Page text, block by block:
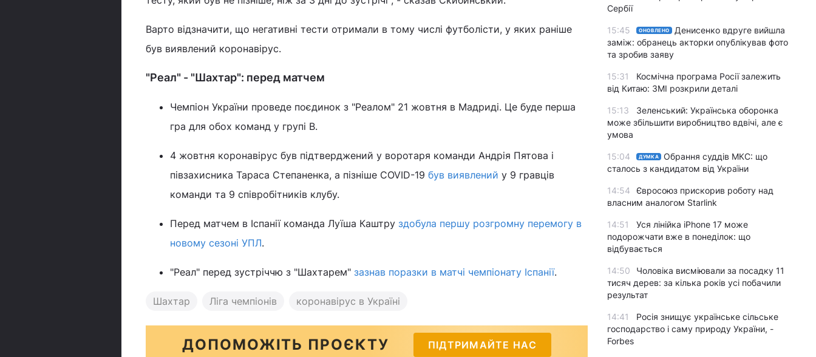
Варто відзначити, що негативні тести отримали в тому числі футболісти, у яких раніше
був виявлений коронавірус.
"Реал" - "Шахтар": перед матчем
Чемпіон України проведе поєдинок з "Реалом" 21 жовтня в Мадриді. Це буде перша
гра для обох команд у групі B.
4 жовтня коронавірус був підтверджений у воротаря команди Андрія Пятова і
півзахисника Тараса Степаненка, а пізніше COVID-19 був виявлений у 9 гравців
команди та 9 співробітників клубу.
Перед матчем в Іспанії команда Луїша Каштру здобула першу розгромну перемогу в
новому сезоні УПЛ.
"Реал" перед зустріччю з "Шахтарем" зазнав поразки в матчі чемпіонату Іспанії.
Шахтар Ліга чемпіонів коронавірус в Україні
ДОПОМОЖІТЬ ПРОЄКТУ ПІДТРИМАЙТЕ НАС
Сербії
15:45 ОНОВЛЕНО
Денисенко вдруге вийшла
заміж: обранець акторки опублікував фото
та зробив заяву
15:31
Космічна програма Росії залежить
від Китаю: ЗМІ розкрили деталі
15:13
Зеленський: Українська оборонка
може збільшити виробництво вдвічі, але є
умова
15:04 ДУМКА
Обрання суддів МКС: що
сталось з кандидатом від України
14:54
Євросоюз прискорив роботу над
власним аналогом Starlink
14:51
Уся лінійка iPhone 17 може
подорожчати вже в понеділок: що
відбувається
14:50
Чоловіка висміювали за посадку 11
тисяч дерев: за кілька років усі побачили
результат
14:41
Росія знищує українське сільське
господарство і саму природу України, -
Forbes